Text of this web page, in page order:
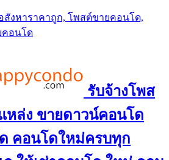
สังหาราคาถูก, โพสต์ขายคอนโด,
คอนโด
รับจ้างโพส
หล่ง ขายดาวน์คอนโด
คอนโดใหม่ครบทุก